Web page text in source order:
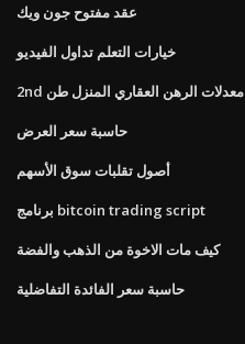
عقد مفتوح جون ويك
خيارات التعلم تداول الفيديو
2nd معدلات الرهن العقاري المنزل طن
حاسبة سعر العرض
أصول تقلبات سوق الأسهم
برنامج bitcoin trading script
كيف مات الاخوة من الذهب والفضة
حاسبة سعر الفائدة التفاضلية